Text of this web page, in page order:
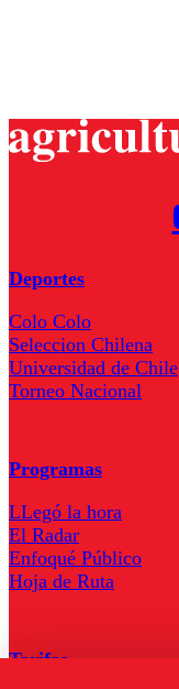
Deportes
Colo Colo
Seleccion Chilena
Universidad de Chile
Torneo Nacional
Programas
LLegó la hora
El Radar
Enfoqué Público
Hoja de Ruta
Tarifas